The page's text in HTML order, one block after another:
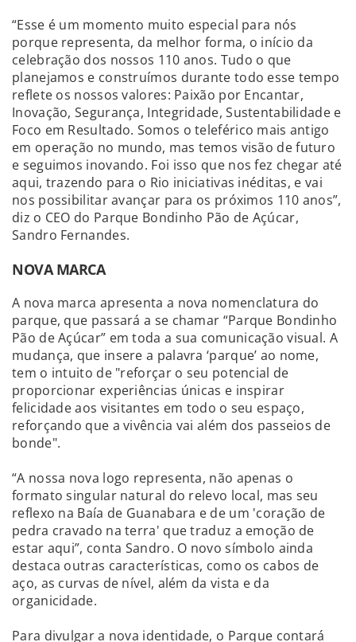
“Esse é um momento muito especial para nós
porque representa, da melhor forma, o início da
celebração dos nossos 110 anos. Tudo o que
planejamos e construímos durante todo esse tempo
reflete os nossos valores: Paixão por Encantar,
Inovação, Segurança, Integridade, Sustentabilidade e
Foco em Resultado. Somos o teleférico mais antigo
em operação no mundo, mas temos visão de futuro
e seguimos inovando. Foi isso que nos fez chegar até
aqui, trazendo para o Rio iniciativas inéditas, e vai
nos possibilitar avançar para os próximos 110 anos”,
diz o CEO do Parque Bondinho Pão de Açúcar,
Sandro Fernandes.
NOVA MARCA
A nova marca apresenta a nova nomenclatura do
parque, que passará a se chamar “Parque Bondinho
Pão de Açúcar” em toda a sua comunicação visual. A
mudança, que insere a palavra ‘parque’ ao nome,
tem o intuito de "reforçar o seu potencial de
proporcionar experiências únicas e inspirar
felicidade aos visitantes em todo o seu espaço,
reforçando que a vivência vai além dos passeios de
bonde".
“A nossa nova logo representa, não apenas o
formato singular natural do relevo local, mas seu
reflexo na Baía de Guanabara e de um 'coração de
pedra cravado na terra' que traduz a emoção de
estar aqui”, conta Sandro. O novo símbolo ainda
destaca outras características, como os cabos de
aço, as curvas de nível, além da vista e da
organicidade.
Para divulgar a nova identidade, o Parque contará